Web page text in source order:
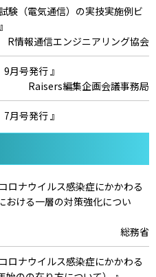
験（電気通信）の実技実施例ビ
R情報通信エンジニアリング協会
月号発行 』
Raisers編集企画会議事務局
月号発行 』
Raisers編集企画会議事務局
て 』
』
』
情報通信エンジニアリング協会
ロナウイルス感染症にかかわる
おける一層の対策強化につい
総務省
ロナウイルス感染症にかかわる